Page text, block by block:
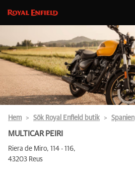
Hem Sök Royal Enfield butik Spanien
MULTICAR PEIRI
Riera de Miro, 114 - 116,
43203 Reus